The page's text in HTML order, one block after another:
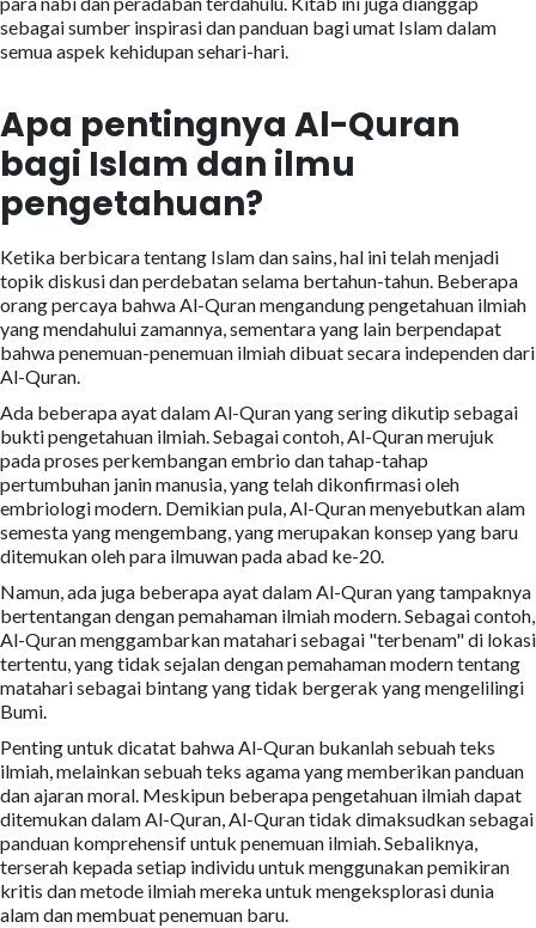
sebagai sumber inspirasi dan panduan bagi umat Islam dalam
semua aspek kehidupan sehari-hari.
Apa pentingnya Al-Quran
bagi Islam dan ilmu
pengetahuan?
Ketika berbicara tentang Islam dan sains, hal ini telah menjadi
topik diskusi dan perdebatan selama bertahun-tahun. Beberapa
orang percaya bahwa Al-Quran mengandung pengetahuan ilmiah
yang mendahului zamannya, sementara yang lain berpendapat
bahwa penemuan-penemuan ilmiah dibuat secara independen dari
Al-Quran.
Ada beberapa ayat dalam Al-Quran yang sering dikutip sebagai
bukti pengetahuan ilmiah. Sebagai contoh, Al-Quran merujuk
pada proses perkembangan embrio dan tahap-tahap
pertumbuhan janin manusia, yang telah dikonfirmasi oleh
embriologi modern. Demikian pula, Al-Quran menyebutkan alam
semesta yang mengembang, yang merupakan konsep yang baru
ditemukan oleh para ilmuwan pada abad ke-20.
Namun, ada juga beberapa ayat dalam Al-Quran yang tampaknya
bertentangan dengan pemahaman ilmiah modern. Sebagai contoh,
Al-Quran menggambarkan matahari sebagai "terbenam" di lokasi
tertentu, yang tidak sejalan dengan pemahaman modern tentang
matahari sebagai bintang yang tidak bergerak yang mengelilingi
Bumi.
Penting untuk dicatat bahwa Al-Quran bukanlah sebuah teks
ilmiah, melainkan sebuah teks agama yang memberikan panduan
dan ajaran moral. Meskipun beberapa pengetahuan ilmiah dapat
ditemukan dalam Al-Quran, Al-Quran tidak dimaksudkan sebagai
panduan komprehensif untuk penemuan ilmiah. Sebaliknya,
terserah kepada setiap individu untuk menggunakan pemikiran
kritis dan metode ilmiah mereka untuk mengeksplorasi dunia
alam dan membuat penemuan baru.